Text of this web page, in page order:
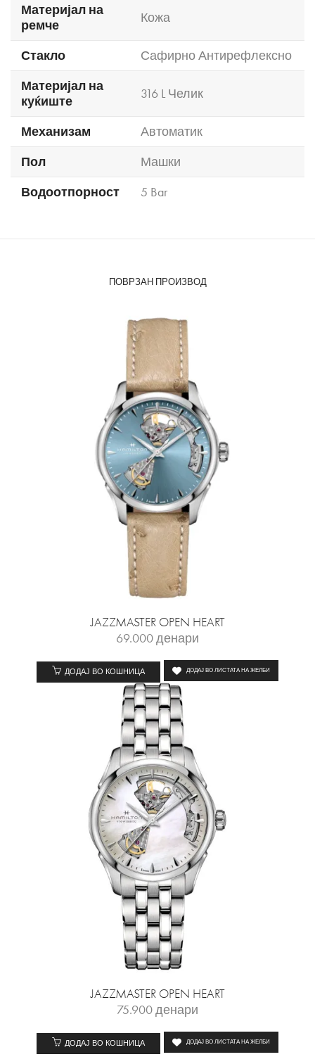
Материјал на
ремче
Кожа
Стакло
Сафирно Антирефлексно
Материјал на
куќиште
316 L Челик
Механизам
Автоматик
Пол
Машки
Водоотпорност
5 Bar
ПОВРЗАН ПРОИЗВОД
JAZZMASTER OPEN HEART
69.000денари
ДОДАЈ ВО КОШНИЦА ДОДАЈ ВО ЛИСТАТА НА ЖЕЛБИ
JAZZMASTER OPEN HEART
75.900денари
ДОДАЈ ВО КОШНИЦА ДОДАЈ ВО ЛИСТАТА НА ЖЕЛБИ